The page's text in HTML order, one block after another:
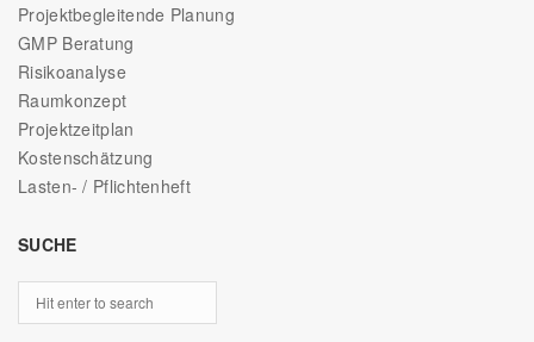
Projektbegleitende Planung
GMP Beratung
Risikoanalyse
Raumkonzept
Projektzeitplan
Kostenschätzung
Lasten- / Pflichtenheft
SUCHE